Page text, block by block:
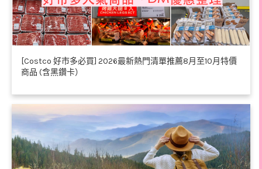
[Costco 好市多必買] 2026最新熱門清單推薦8月至10月特價
商品 (含黑鑽卡）